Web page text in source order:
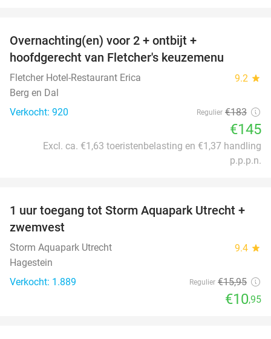
Overnachting(en) voor 2 + ontbijt +
hoofdgerecht van Fletcher's keuzemenu
Fletcher Hotel-Restaurant Erica 9.2 star
Berg en Dal
Verkocht: 920
Regulier €183
€145
Excl. ca. €1,63 toeristenbelasting en €1,37 handling
p.p.p.n.
31%
1 uur toegang tot Storm Aquapark Utrecht +
zwemvest
Storm Aquapark Utrecht 9.4 star
Hagestein
Verkocht: 1.889
Regulier €15,95
€10,95